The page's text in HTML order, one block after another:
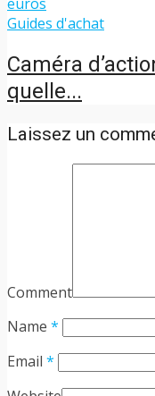
Guides d'achat
Caméra
quelle...
Laissez un
Comment
Name *
Email *